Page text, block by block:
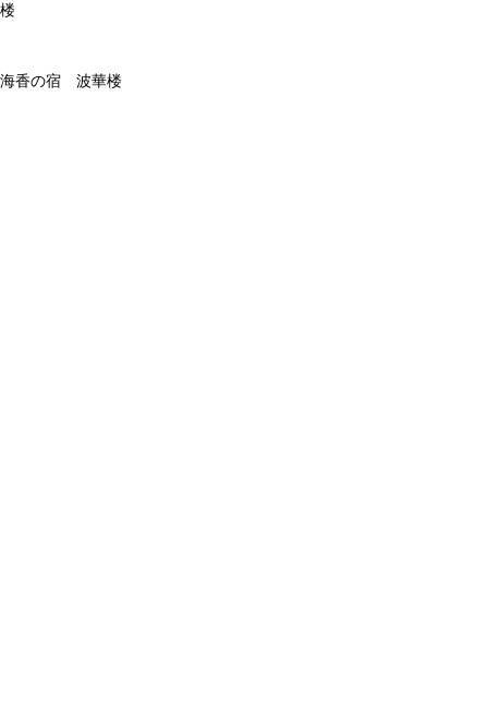
楼
海香の宿 波華楼